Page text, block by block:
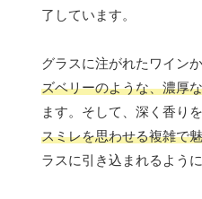
了しています。
グラスに注がれたワインか
ズベリーのような、濃厚
ます。そして、深く香り
スミレを思わせる複雑で
ラスに引き込まれるよう